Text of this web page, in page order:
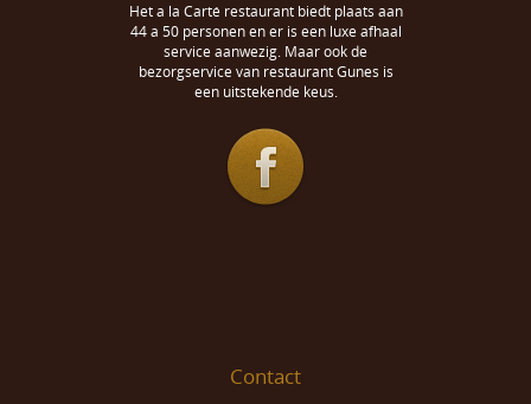
Het a la Carté restaurant biedt plaats aan
44 a 50 personen en er is een luxe afhaal
service aanwezig. Maar ook de
bezorgservice van restaurant Gunes is
een uitstekende keus.
Contact